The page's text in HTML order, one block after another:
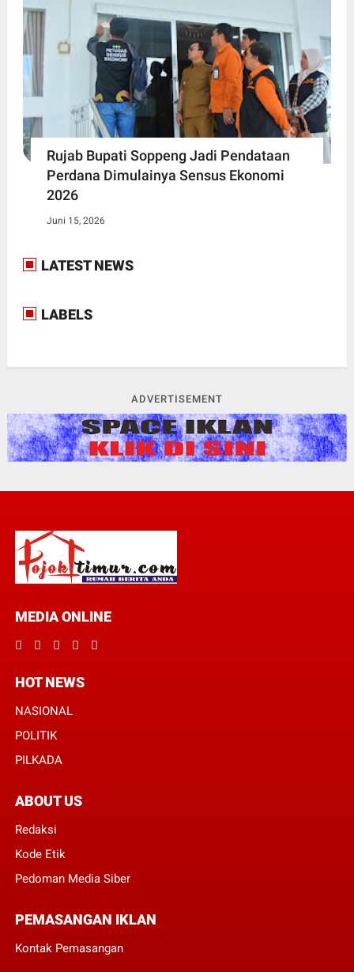
Rujab Bupati Soppeng Jadi Pendataan
Perdana Dimulainya Sensus Ekonomi
2026
Juni 15, 2026
LATEST NEWS
LABELS
ADVERTISEMENT
MEDIA ONLINE
HOT NEWS
NASIONAL
POLITIK
PILKADA
ABOUT US
Redaksi
Kode Etik
Pedoman Media Siber
PEMASANGAN IKLAN
Kontak Pemasangan